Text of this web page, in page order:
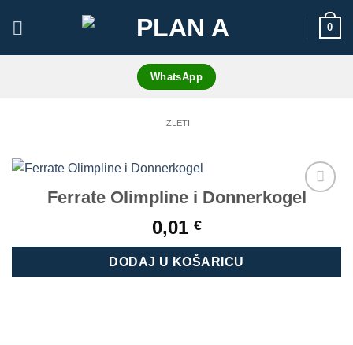
0
WhatsApp
IZLETI
Add to
Ferrate Olimpline i Donnerkogel
0,01 €
DODAJ U KOŠARICU